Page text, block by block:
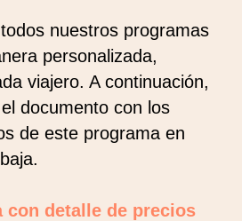
nuestros programas
personalizada,
viajero. A continuación,
documento con los
de este programa en
con detalle de precios